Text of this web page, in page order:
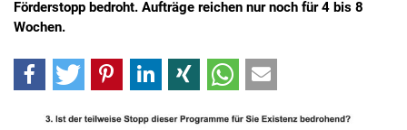
Förderstopp bedroht. Aufträge reichen nur noch für 4 bis 8
Wochen.